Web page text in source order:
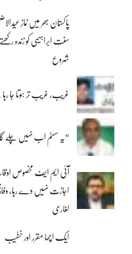
پاکستان بھر میں نمازِ
سنتِ ابراہیمی کو زندہ
شروع
غریب، غریب تر ہوتا جا
“یہ سسٹم اب نہیں چلے
آئی ایم ایف مخصوص
اجازت نہیں دے رہا،
لغاری
ایک اچھا مقرر اور خطیب